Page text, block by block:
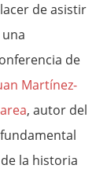
de asistir
una
de
Martínez-
, autor del
la historia